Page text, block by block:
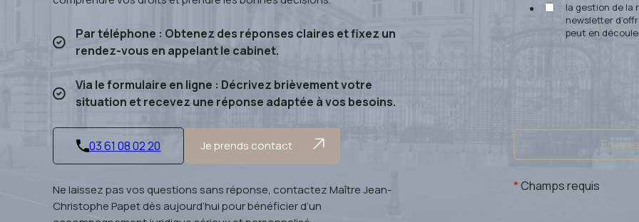
Par téléphone : Obtenez des réponses claires et fixez un
rendez-vous en appelant le cabinet.
Via le formulaire en ligne : Décrivez brièvement votre
situation et recevez une réponse adaptée à vos besoins.
03 61 08 02 20 Je prends contact
Ne laissez pas vos questions sans réponse, contactez Maître Jean-
Christophe Papet dès aujourd’hui pour bénéficier d’un
la gestion de la
newsletter
peut en
*Champs requis